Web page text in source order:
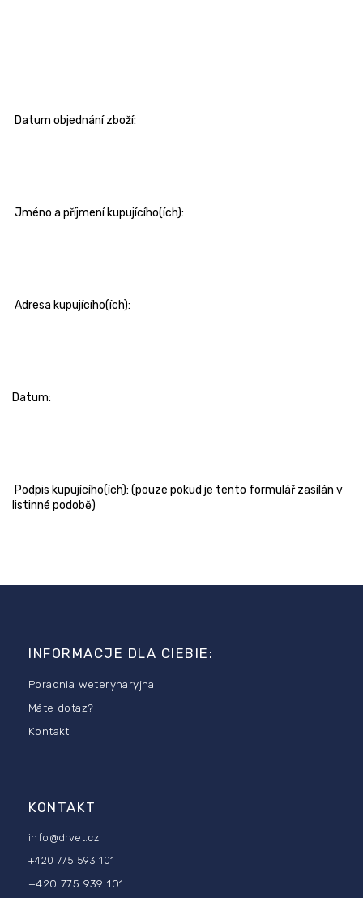
Datum objednání zboží:
Jméno a příjmení kupujícího(ích):
Adresa kupujícího(ích):
Datum:
Podpis kupujícího(ích): (pouze pokud je tento formulář zasílán v
listinné podobě)
INFORMACJE DLA CIEBIE:
Poradnia weterynaryjna
Máte dotaz?
Kontakt
KONTAKT
info @drvet.cz
+420 775 593 101
+420 775 939 101